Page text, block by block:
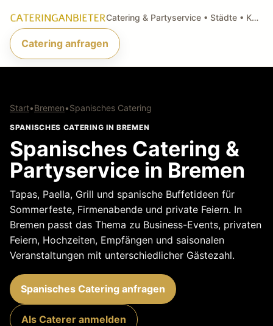
Catering & Partyservice • Städte • Küchenarten • Anfragen
Catering anfragen
Start•Bremen•Spanisches Catering
SPANISCHES CATERING IN BREMEN
Spanisches Catering &
Partyservice in Bremen
Tapas, Paella, Grill und spanische Buffetideen für
Sommerfeste, Firmenabende und private Feiern. In
Bremen passt das Thema zu Business-Events, privaten
Feiern, Hochzeiten, Empfängen und saisonalen
Veranstaltungen mit unterschiedlicher Gästezahl.
Spanisches Catering anfragen
Als Caterer anmelden